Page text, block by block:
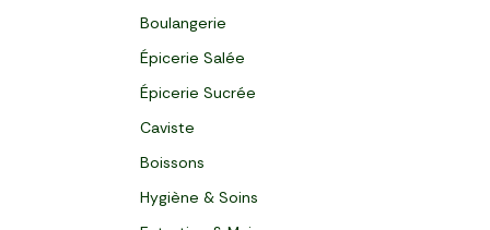
Boulangerie
Épicerie Salée
Épicerie Sucrée
Caviste
Boissons
Hygiène & Soins